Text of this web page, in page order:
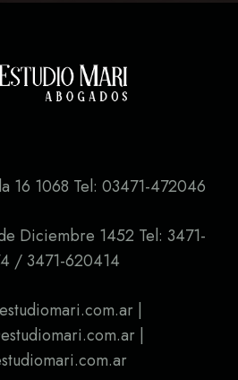
16 1068 Tel: 03471-472046
Diciembre 1452 Tel: 3471-
/ 3471-620414
|
|